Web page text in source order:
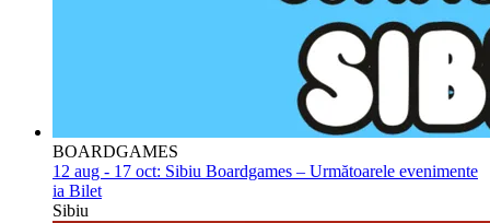
BOARDGAMES
12 aug - 17 oct: Sibiu Boardgames – Următoarele evenimente
ia Bilet
Sibiu